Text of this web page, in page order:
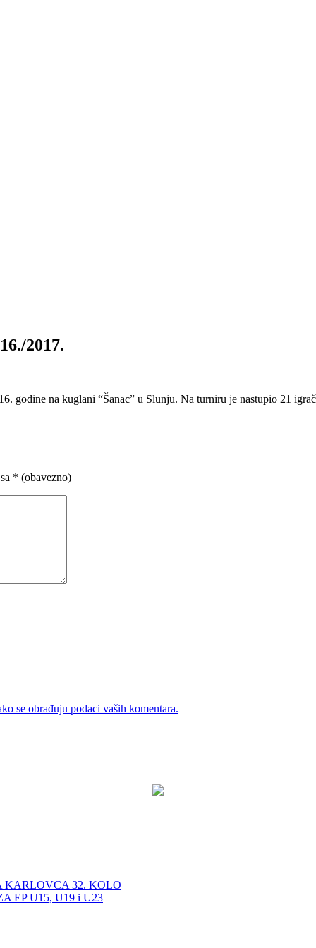
2017.
godine na kuglani “Šanac” u Slunju. Na turniru je nastupio 21
* (obavezno)
se obrađuju podaci vaših komentara.
KARLOVCA 32. KOLO
EP U15, U19 i U23